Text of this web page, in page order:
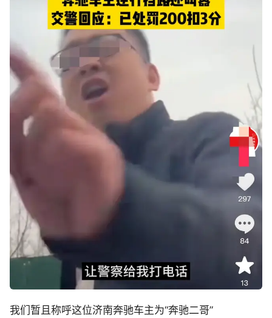
我们暂且称呼这位济南奔驰车主为“奔驰二哥”